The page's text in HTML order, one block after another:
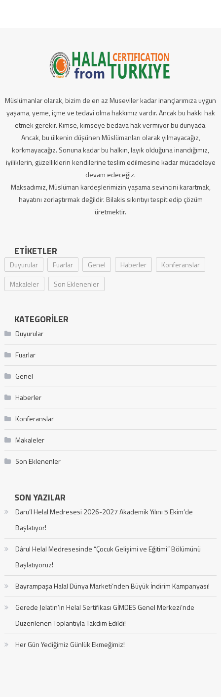
Müslümanlar olarak, bizim de en az Museviler kadar inançlarımıza uygun
yaşama, yeme, içme ve tedavi olma hakkımız vardır. Ancak bu hakkı hak
etmek gerekir. Kimse, kimseye bedava hak vermiyor bu dünyada.
Ancak, bu ülkenin düşünen Müslümanları olarak yılmayacağız,
korkmayacağız. Sonuna kadar bu halkın, layık olduğuna inandığımız,
iyiliklerin, güzelliklerin kendilerine teslim edilmesine kadar mücadeleye
devam edeceğiz.
Maksadımız, Müslüman kardeşlerimizin yaşama sevincini karartmak,
hayatını zorlaştırmak değildir. Bilakis sıkıntıyı tespit edip çözüm
üretmektir.
ETIKETLER
Duyurular Fuarlar Genel Haberler
Konferanslar
Makaleler
Son Eklenenler
KATEGORILER
Duyurular
Fuarlar
Genel
Haberler
Konferanslar
Makaleler
Son Eklenenler
SON YAZILAR
Daru’l Helal Medresesi 2026-2027 Akademik Yılını 5 Ekim’de
Başlatıyor!
Dârul Helal Medresesinde “Çocuk Gelişimi ve Eğitimi” Bölümünü
Başlatıyoruz!
Bayrampaşa Halal Dünya Marketi’nden Büyük İndirim Kampanyası!
Gerede Jelatin’in Helal Sertifikası GİMDES Genel Merkezi’nde
Düzenlenen Toplantıyla Takdim Edildi!
Her Gün Yediğimiz Günlük Ekmeğimiz!